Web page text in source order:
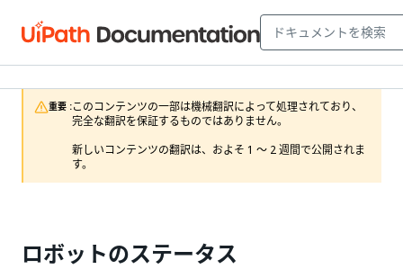
重要 :このコンテンツの一部は機械翻訳によって処理されており、
完全な翻訳を保証するものではありません。
新しいコンテンツの翻訳は、およそ 1 ～ 2 週間で公開されま
す。
ロボットのステータス